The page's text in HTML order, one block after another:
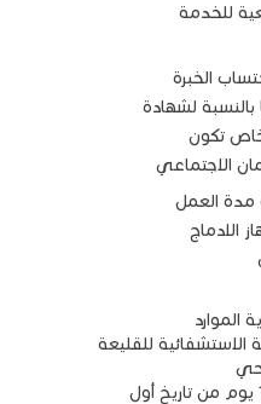
للخدمة
الخبرة
بالنسبة لشهادة
تكون
الاجتماعي
مدة العمل
الادماج
الموارد
الاستشفائية للقليعة
· آخر أجل لإيداع الملفات 15 يوم من تاريخ أول